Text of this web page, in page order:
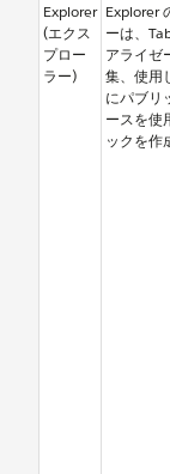
Explorer
(エクス
プロー
ラー)
Explorer
ーは、
アライゼ
集、使用
にパブリ
ースを使
ックを作